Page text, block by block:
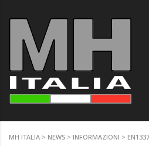
MH ITALIA > NEWS > INFORMAZIONI >